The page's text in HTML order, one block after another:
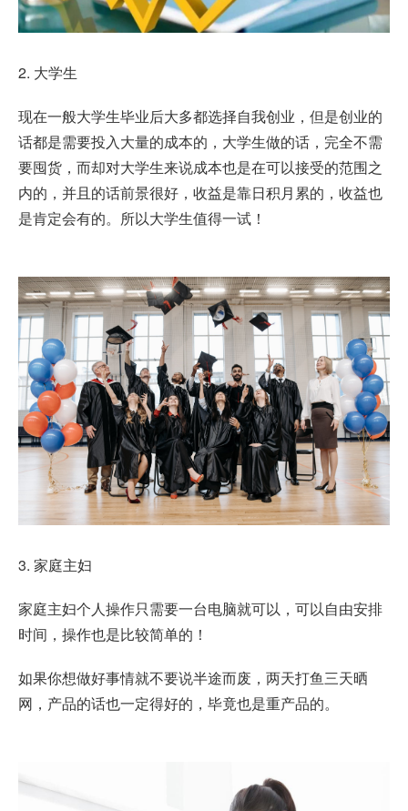
2. 大学生
现在一般大学生毕业后大多都选择自我创业，但是创业的
话都是需要投入大量的成本的，大学生做的话，完全不需
要囤货，而却对大学生来说成本也是在可以接受的范围之
内的，并且的话前景很好，收益是靠日积月累的，收益也
是肯定会有的。所以大学生值得一试！
3. 家庭主妇
家庭主妇个人操作只需要一台电脑就可以，可以自由安排
时间，操作也是比较简单的！
如果你想做好事情就不要说半途而废，两天打鱼三天晒
网，产品的话也一定得好的，毕竟也是重产品的。